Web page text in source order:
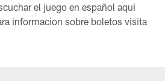
el juego en español aqui
informacion sobre boletos visita